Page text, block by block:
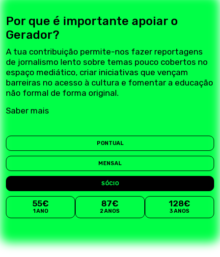
Por que é importante apoiar o
Gerador?
A tua contribuição permite-nos fazer reportagens
de jornalismo lento sobre temas pouco cobertos no
espaço mediático, criar iniciativas que vençam
barreiras no acesso à cultura e fomentar a educação
não formal de forma original.
Saber mais
PONTUAL
MENSAL
SÓCIO
55€
1 ANO
87€
2 ANOS
128€
3 ANOS